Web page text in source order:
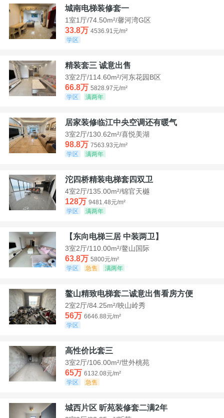
城南电梯装修套一
1室1厅/74.50m²/馨河湾G区
33.8万 4536.91元/m²
学区
精装套三 诚意出售
3室2厅/114.60m²/河东花园B区
66.8万 5828.97元/m²
学区
满两年
居家装修临江中央空调还有暖气
3室2厅/130.62m²/喜悦美湖
98.8万 7563.93元/m²
学区
满两年
沱四桥精装电梯套四双卫
4室2厅/135.00m²/锦官天樾
128万 9481.48元/m²
学区
满两年
【东向电梯三居 中装两卫】
3室2厅/110.00m²/鳌山国际
63.8万 5800元/m²
学区
急售 满两年
鳌山精致电梯套二诚意出售看房方便
2室2厅/84.25m²/映山岭秀
56万 6646.88元/m²
学区
高性价比套三
3室2厅/106.00m²/世外桃苑
65万 6132.08元/m²
学区
急售
城西片区 昕苑装修套二满2年